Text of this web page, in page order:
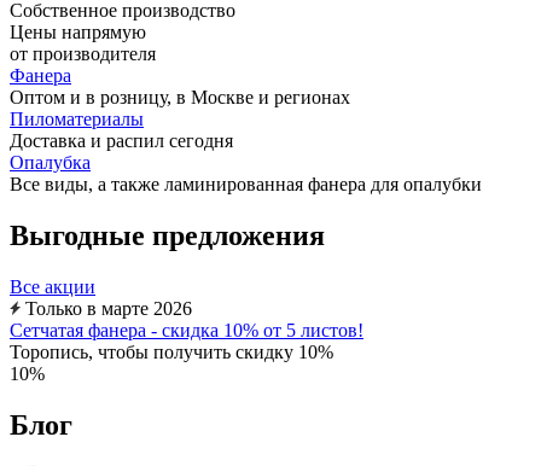
Собственное производство
Цены напрямую
от производителя
Фанера
Оптом и в розницу, в Москве и регионах
Пиломатериалы
Доставка и распил сегодня
Опалубка
Все виды, а также ламинированная фанера для опалубки
Выгодные предложения
Все акции
Только в марте 2026
Сетчатая фанера - скидка 10% от 5 листов!
Торопись, чтобы получить скидку 10%
10%
Блог